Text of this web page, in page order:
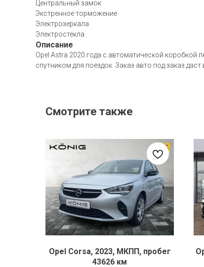
Центральный замок
Экстренное торможение
Электрозеркала
Электростекла
Описание
Opel Astra 2020 года с автоматической коробкой
спутником для поездок. Заказ авто под заказ
Смотрите также
Opel Corsa, 2023, МКПП, пробег
43626 км